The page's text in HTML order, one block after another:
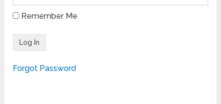
Remember Me
Forgot Password